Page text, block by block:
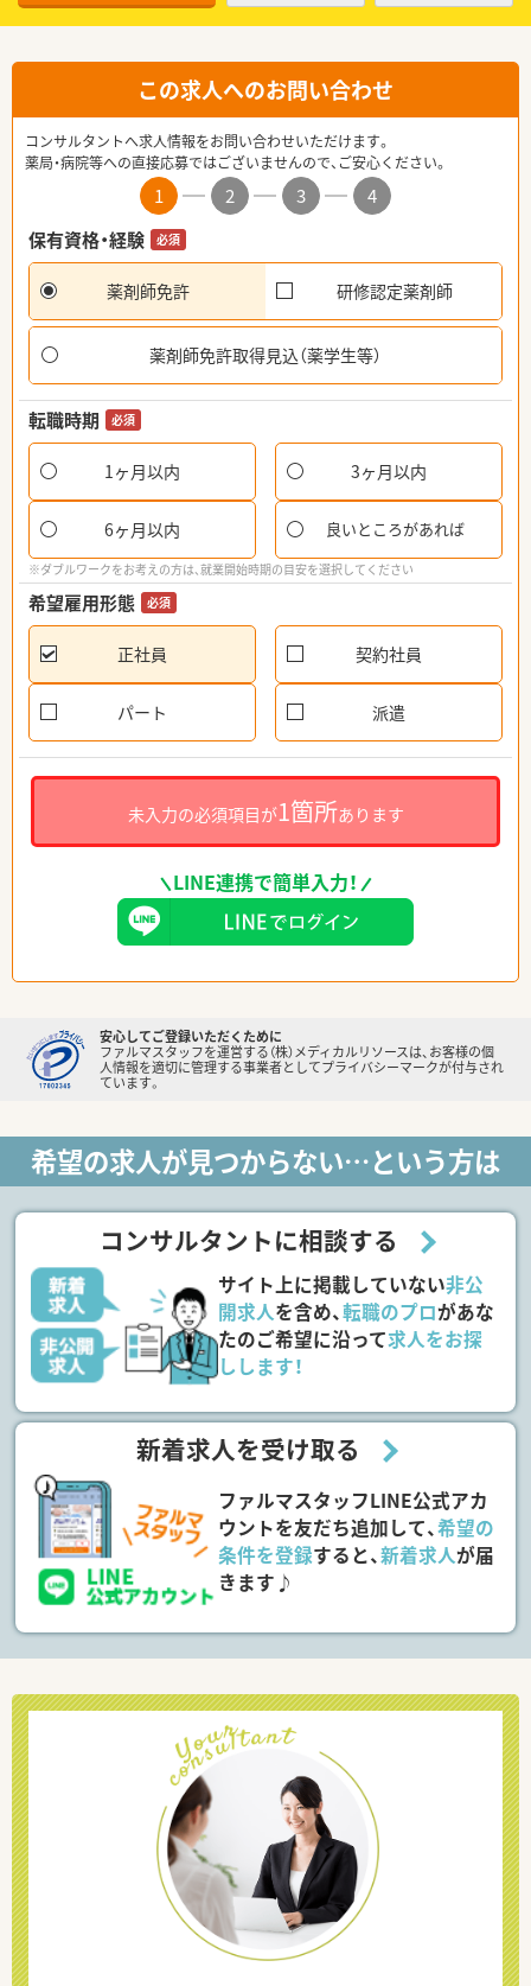
この求人へのお問い合わせ
コンサルタントへ求人情報をお問い合わせいただけます。
薬局・病院等への直接応募ではございませんので、ご安心ください。
1 2 3
4
保有資格・経験
必須
薬剤師免許 研修認定薬剤師
薬剤師免許取得見込（薬学生等）
転職時期 必須
1ヶ月以内 3ヶ月以内
6ヶ月以内 良いところがあれば
※ダブルワークをお考えの方は、就業開始時期の目安を選択してください
希望雇用形態 必須
正社員 契約社員
パート 派遣
未入力の必須項目が1箇所あります
LINE連携で簡単入力！
安心してご登録いただくために
ファルマスタッフを運営する（株）メディカルリソースは、お客様の個
人情報を適切に管理する事業者としてプライバシーマークが付与され
ています。
希望の求人が見つからない…という方は
コンサルタントに相談する
サイト上に掲載していない非公
開求人を含め、転職のプロがあな
たのご希望に沿って求人をお探
しします！
新着求人を受け取る
ファルマスタッフLINE公式アカ
ウントを友だち追加して、希望の
条件を登録すると、新着求人が届
きます♪